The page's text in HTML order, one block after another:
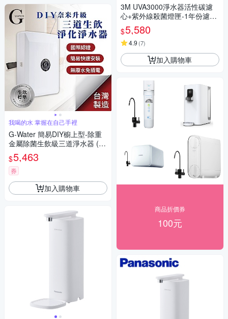
我喝的水 掌握在自己手裡
G-Water 簡易DIY櫥上型-除重
金屬除菌生飲級三道淨水器 (N
ano-3XT)
$5,463
券
加入購物車
3M UVA3000淨水器活性碳濾
心+紫外線殺菌燈匣-1年份濾心
超值組
$5,580
4.9 (7)
加入購物車
商品折價券
100元